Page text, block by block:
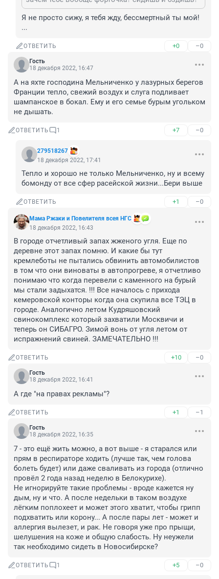
Я не просто сижу, я тебя жду, бессмертный ты мой!
...
ОТВЕТИТЬ +0 –0
Гость
18 декабря 2022, 16:47
А на яхте господина Мельниченко у лазурных берегов
Франции тепло, свежий воздух и слуга подливает
шампанское в бокал. Ему и его семье бурым угольком
не дышать.
ОТВЕТИТЬ 1 +7 –0
279518267
18 декабря 2022, 17:41
Тепло и хорошо не только Мельниченко, ну и всему
бомонду от все сфер расейской жизни...Бери выше
ОТВЕТИТЬ +1 –0
Мама Ржаки и Повелителя всея НГС
18 декабря 2022, 16:43
В городе отчетливый запах жженого угля. Еще по
деревне этот запах помню. И какие бы тут
кремлеботы не пытались обвинить автомобилистов
в том что они виноваты в автопрогреве, я отчетливо
понимаю что когда перевели с каменного на бурый
мы стали задыхатся. !!! Все началось с прихода
кемеровской конторы когда она скупила все ТЭЦ в
городе. Аналогично летом Кудряшовский
свинокомплекс который захватили Москвичи и
теперь он СИБАГРО. Зимой вонь от угля летом от
испражнений свиней. ЗАМЕЧАТЕЛЬНО !!!
ОТВЕТИТЬ +10 –0
Гость
18 декабря 2022, 16:41
А где "на правах рекламы"?
ОТВЕТИТЬ +1 –1
Гость
18 декабря 2022, 16:35
7 - это ещё жить можно, а вот выше - я старался или
прям в респираторе ходить (лучше так, чем голова
болеть будет) или даже сваливать из города (отлично
провёл 2 года назад неделю в Белокурихе).
Не игнорируйте такие проблемы - вроде кажется ну
дым, ну и что. А после недельки в таком воздухе
лёгким поплохеет и может этого хватит, чтобы грипп
подхватить или корону... А после пары лет - может и
аллергия вылезет, и рак. Не говоря уже про прыщи,
шелушения на коже и общую слабость. Ну неужели
так необходимо сидеть в Новосибирске?
ОТВЕТИТЬ 1 +5 –0